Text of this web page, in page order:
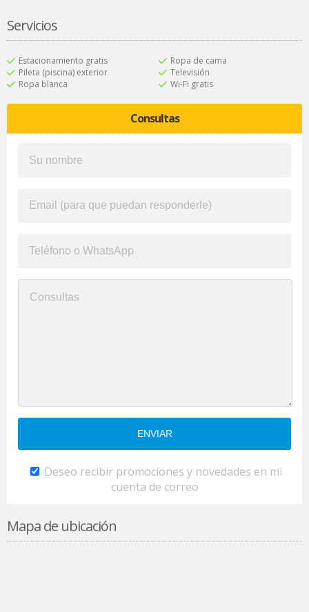
Servicios
Estacionamiento gratis
Pileta (piscina) exterior
Ropa blanca
Ropa de cama
Televisión
Wi-Fi gratis
Consultas
Deseo recibir promociones y novedades en mi
cuenta de correo
Mapa de ubicación